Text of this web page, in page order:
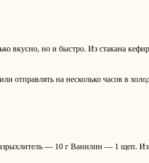
вкусно, но и быстро. Из стакана
отправлять на несколько часов в
— 10 г Ванилин — 1 щеп.